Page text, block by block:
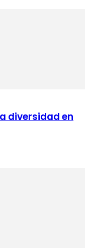
diversidad en